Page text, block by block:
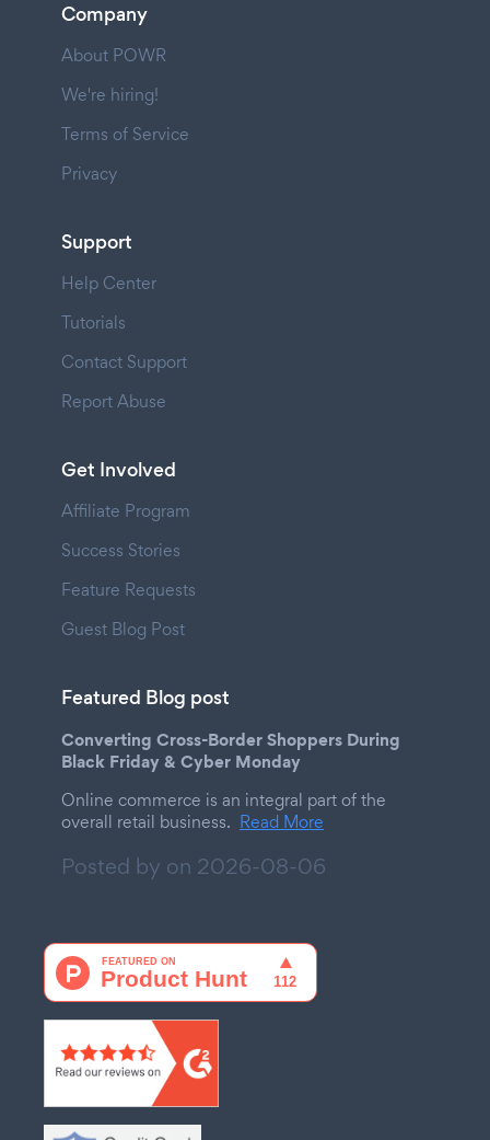
Company
About POWR
We're hiring!
Terms of Service
Privacy
Support
Help Center
Tutorials
Contact Support
Report Abuse
Get Involved
Affiliate Program
Success Stories
Feature Requests
Guest Blog Post
Featured Blog post
Converting Cross-Border Shoppers During
Black Friday & Cyber Monday
Online commerce is an integral part of the
overall retail business. Read More
Posted by on 2026-08-06